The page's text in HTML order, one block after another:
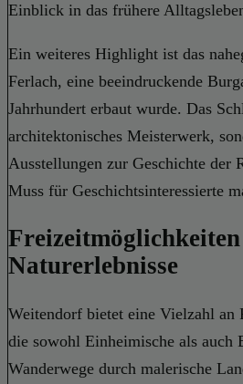
Einblick in das frühere
Ein weiteres Highlight ist das
Ferlach, eine beeindruckende
Jahrhundert erbaut wurde. Das
architektonisches Meisterwerk,
Ausstellungen zur Geschichte der
Muss für Geschichtsinteressierte
Naturerlebnisse
Weitendorf bietet eine Vielzahl an
die sowohl Einheimische als auch
Wanderwege durch malerische